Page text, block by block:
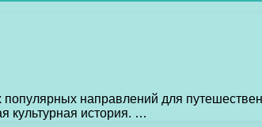
направлений для
культурная история. …